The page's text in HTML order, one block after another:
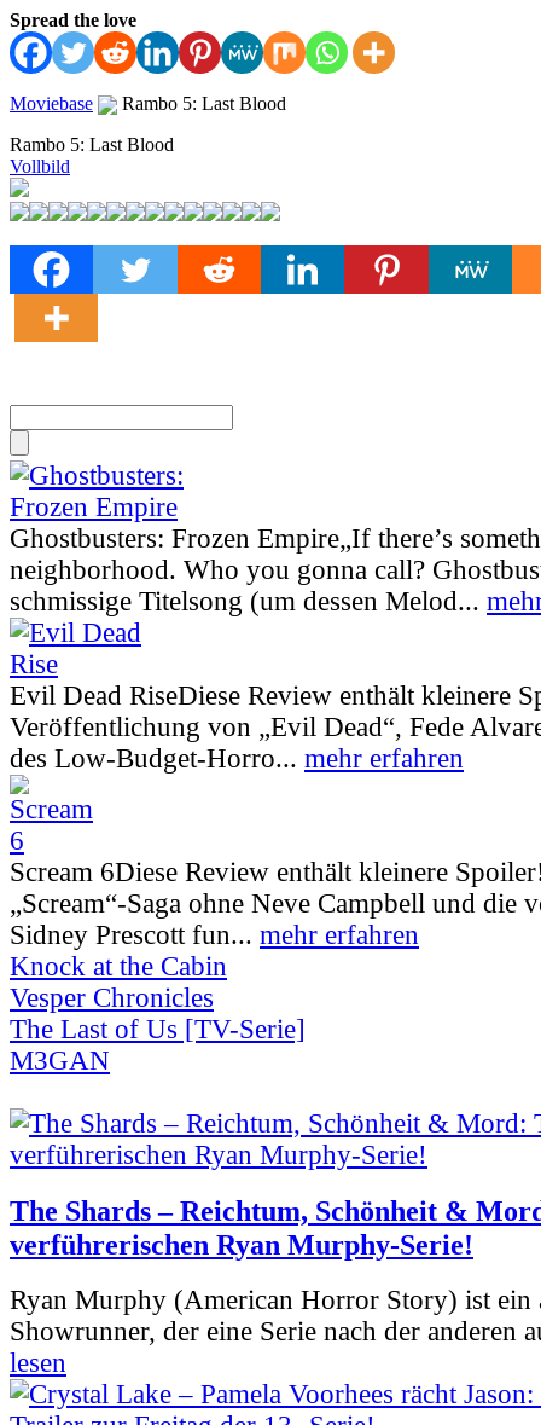
Spread the love
Moviebase Rambo 5: Last Blood
Rambo 5: Last Blood
Vollbild
Ghostbusters: Frozen Empire„If there’s
neighborhood. Who you gonna call?
schmissige Titelsong (um dessen Melod...
Evil Dead RiseDiese Review enthält kleinere
Veröffentlichung von „Evil Dead“, Fede
des Low-Budget-Horro... mehr erfahren
Scream 6Diese Review enthält kleinere
„Scream“-Saga ohne Neve Campbell und die
Sidney Prescott fun... mehr erfahren
Knock at the Cabin
Vesper Chronicles
The Last of Us [TV-Serie]
M3GAN
The Shards – Reichtum, Schönheit &
verführerischen Ryan Murphy-Serie!
Ryan Murphy (American Horror Story) ist ein
Showrunner, der eine Serie nach der anderen
lesen